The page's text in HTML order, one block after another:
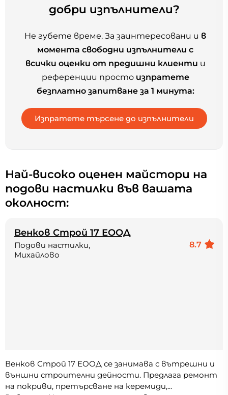
добри изпълнители?
Не губете време. За заинтересовани и в
момента свободни изпълнители с
всички оценки от предишни клиенти и
референции просто изпратете
безплатно запитване за 1 минута:
Най-високо оценен майстори на
подови настилки във вашата
околност:
Венков Строй 17 ЕООД
8.7
Подови настилки,
Михайлово
Венков Строй 17 ЕООД се занимава с вътрешни и
външни строителни дейности. Предлага ремонт
на покриви, претърсване на керемиди,...